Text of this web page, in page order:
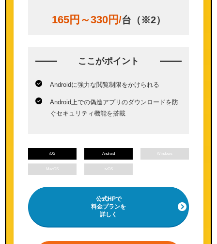
165円～330円/台（※2）
ここがポイント
Androidに強力な閲覧制限をかけられる
Android上での偽造アプリのダウンロードを防
ぐセキュリティ機能を搭載
iOS Android Windows
MacOS tvOS
公式HPで
料金プランを
詳しく